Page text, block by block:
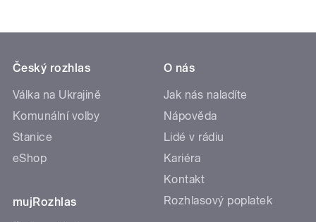
Český rozhlas
Válka na Ukrajině
Komunální volby
Stanice
eShop
mujRozhlas
O nás
Jak nás naladíte
Nápověda
Lidé v rádiu
Kariéra
Kontakt
Rozhlasový poplatek